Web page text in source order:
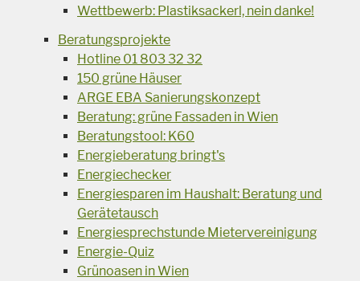
Wettbewerb: Plastiksackerl, nein danke!
Beratungsprojekte
Hotline 01 803 32 32
150 grüne Häuser
ARGE EBA Sanierungskonzept
Beratung: grüne Fassaden in Wien
Beratungstool: K60
Energieberatung bringt's
Energiechecker
Energiesparen im Haushalt: Beratung und
Gerätetausch
Energiesprechstunde Mietervereinigung
Energie-Quiz
Grünoasen in Wien